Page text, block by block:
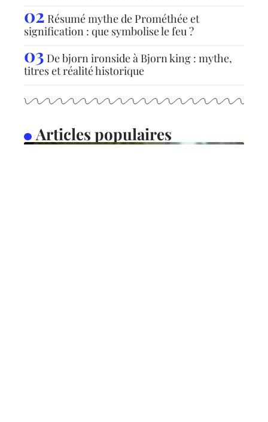
Résumé mythe de Prométhée et
signification : que symbolise le feu ?
De bjorn ironside à Bjorn king : mythe,
titres et réalité historique
Articles populaires